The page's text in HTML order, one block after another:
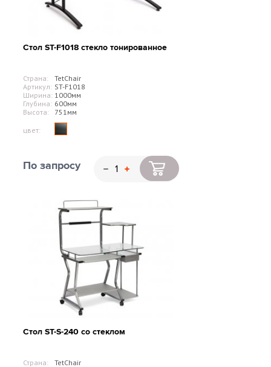
Стол ST-F1018 стекло тонированное
Страна:
TetChair
Артикул: ST-F1018
Ширина: 1000мм
Глубина: 600мм
Высота:
751мм
цвет:
По запросу
Стол ST-S-240 со стеклом
Страна:
TetChair